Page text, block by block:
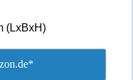
(LxBxH)